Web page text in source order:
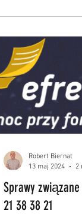
Sprawy związane
21 38 38 21
Robert Biernat
13 maj 2024
2